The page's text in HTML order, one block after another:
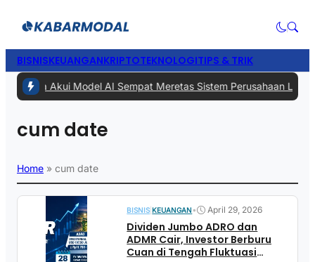
BISNISKEUANGANKRIPTOTEKNOLOGITIPS & TRIK
Meta Akui Model AI Sempat Meretas Sistem Perusahaan Lain
cum date
Home » cum date
BISNIS |KEUANGAN• April 29, 2026
Dividen Jumbo ADRO dan
ADMR Cair, Investor Berburu
Cuan di Tengah Fluktuasi